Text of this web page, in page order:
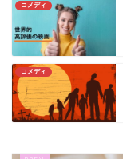
コメディ
コメディ